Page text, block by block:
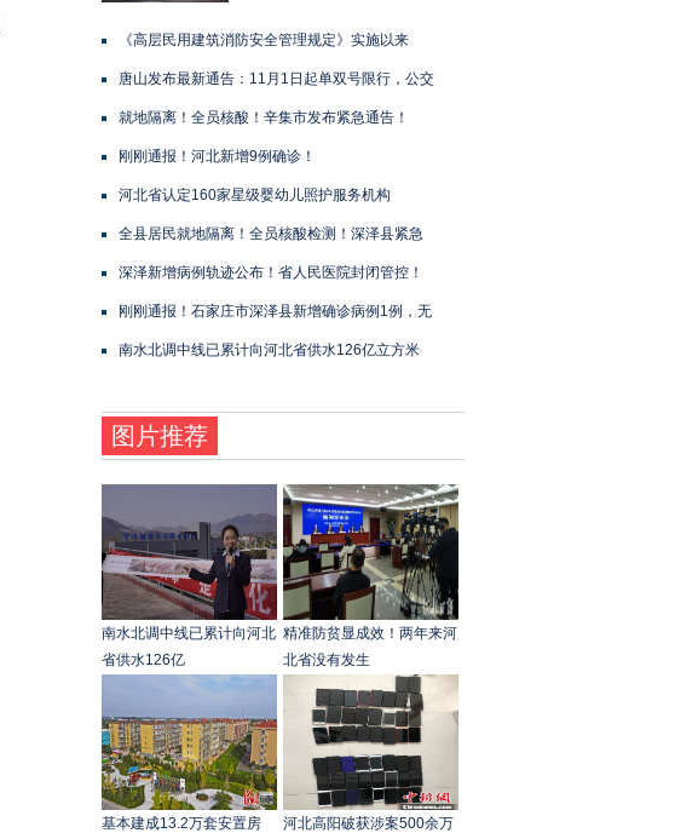
《高层民用建筑消防安全管理规定》实施以来
唐山发布最新通告：11月1日起单双号限行，公交
就地隔离！全员核酸！辛集市发布紧急通告！
刚刚通报！河北新增9例确诊！
河北省认定160家星级婴幼儿照护服务机构
全县居民就地隔离！全员核酸检测！深泽县紧急
深泽新增病例轨迹公布！省人民医院封闭管控！
刚刚通报！石家庄市深泽县新增确诊病例1例，无
南水北调中线已累计向河北省供水126亿立方米
图片推荐
南水北调中线已累计向河北
省供水126亿
精准防贫显成效！两年来河
北省没有发生
基本建成13.2万套安置房
河北高阳破获涉案500余万